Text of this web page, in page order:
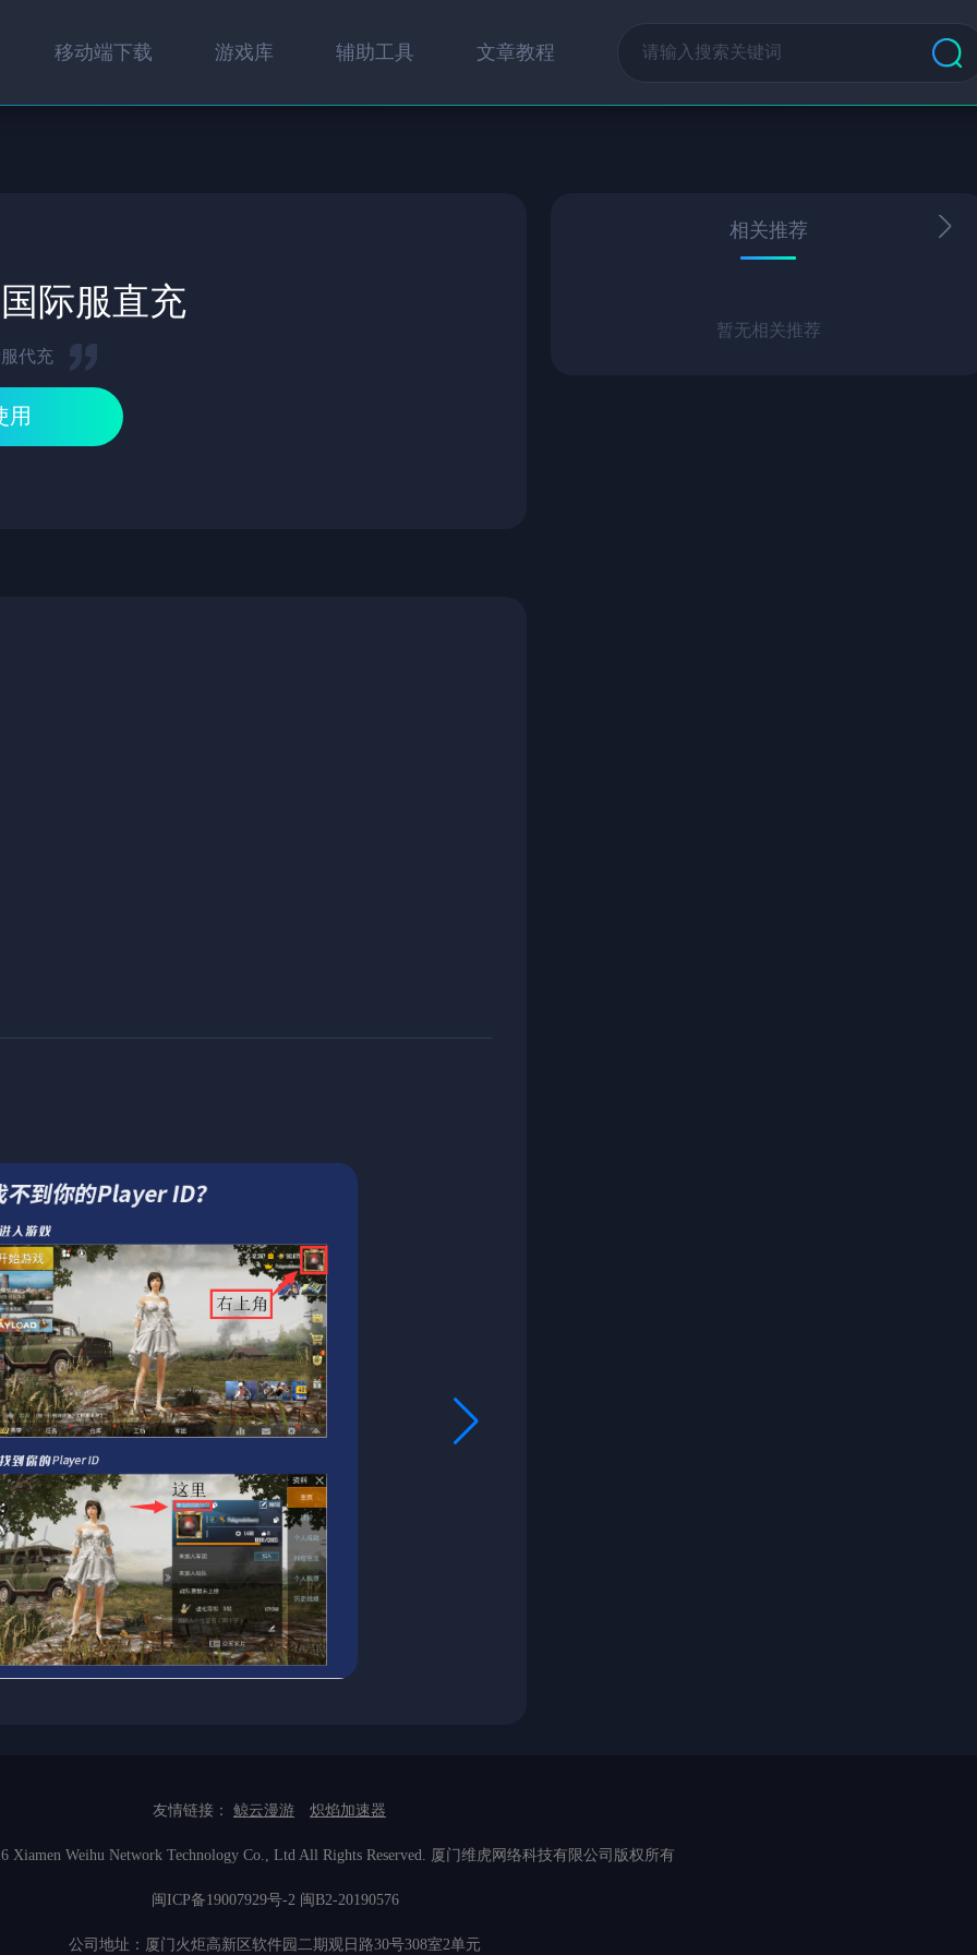
移动端下载 游戏库 辅助工具 文章教程
际服直充
代充
用
相关推荐
暂无相关推荐
友情链接： 鲸云漫游 炽焰加速器
Xiamen Weihu Network Technology Co., Ltd All Rights Reserved. 厦门维虎网络科技有限公司版权所有
闽ICP备19007929号-2 闽B2-20190576
公司地址：厦门火炬高新区软件园二期观日路30号308室2单元